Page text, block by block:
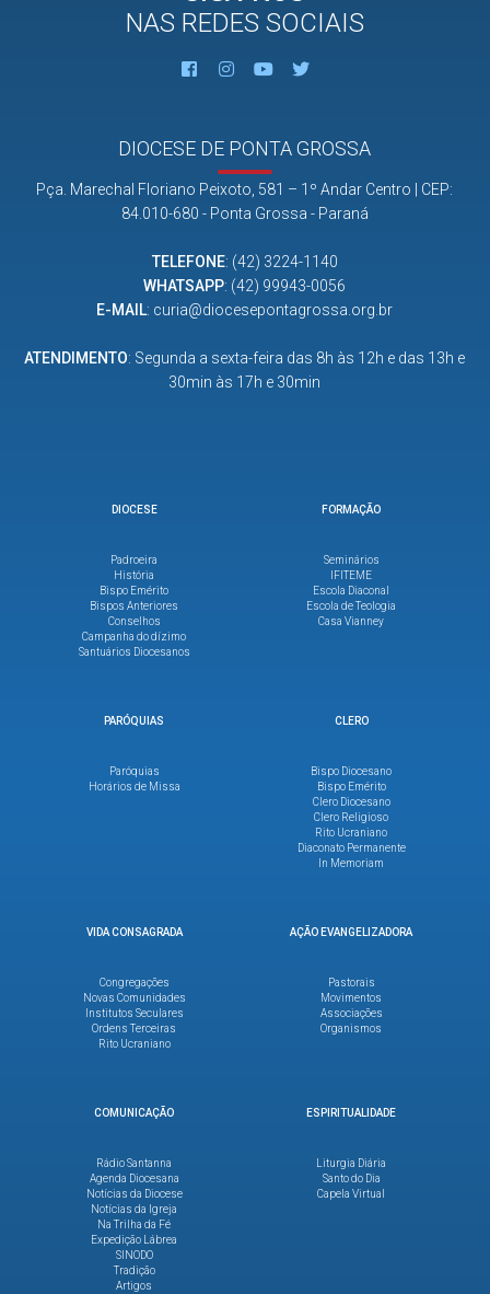
NAS REDES SOCIAIS
DIOCESE DE PONTA GROSSA
Pça. Marechal Floriano Peixoto, 581 – 1º Andar Centro | CEP:
84.010-680 - Ponta Grossa - Paraná
TELEFONE: (42) 3224-1140
WHATSAPP: (42) 99943-0056
E-MAIL: curia@diocesepontagrossa.org.br
ATENDIMENTO: Segunda a sexta-feira das 8h às 12h e das 13h e
30min às 17h e 30min
DIOCESE
Padroeira
História
Bispo Emérito
Bispos Anteriores
Conselhos
Campanha do dízimo
Santuários Diocesanos
FORMAÇÃO
Seminários
IFITEME
Escola Diaconal
Escola de Teologia
Casa Vianney
PARÓQUIAS
Paróquias
Horários de Missa
CLERO
Bispo Diocesano
Bispo Emérito
Clero Diocesano
Clero Religioso
Rito Ucraniano
Diaconato Permanente
In Memoriam
VIDA CONSAGRADA
Congregações
Novas Comunidades
Institutos Seculares
Ordens Terceiras
Rito Ucraniano
AÇÃO EVANGELIZADORA
Pastorais
Movimentos
Associações
Organismos
COMUNICAÇÃO
Rádio Santanna
Agenda Diocesana
Notícias da Diocese
Notícias da Igreja
Na Trilha da Fé
Expedição Lábrea
SINODO
Tradição
Artigos
ESPIRITUALIDADE
Liturgia Diária
Santo do Dia
Capela Virtual